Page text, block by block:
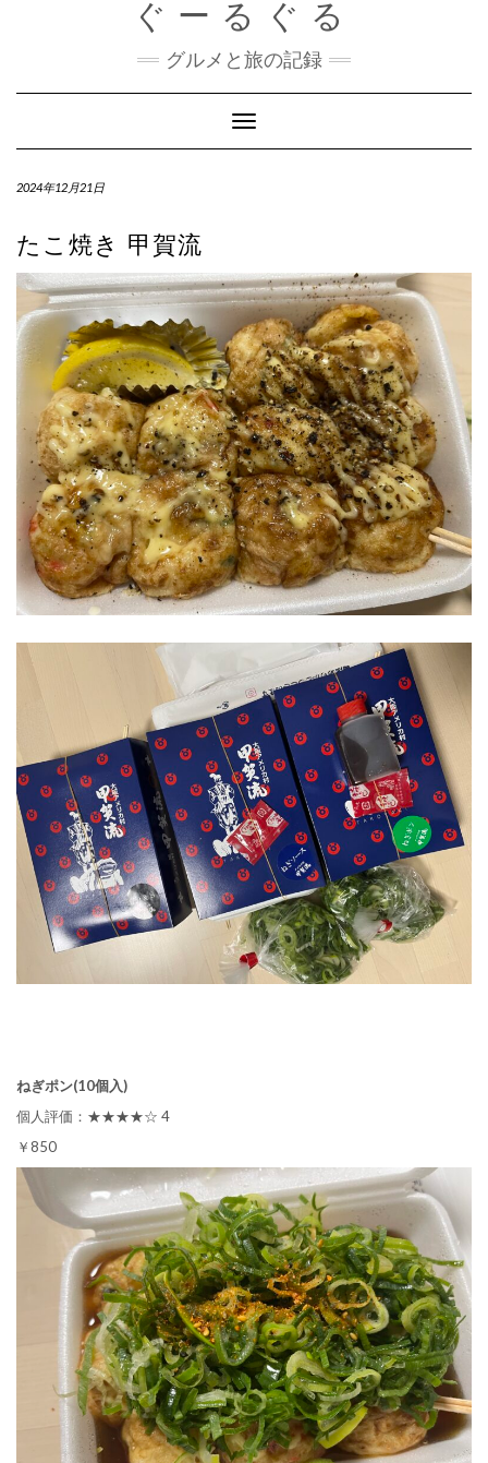
ぐーるぐる
グルメと旅の記録
Toggle
Navigation
2024年12月21日
たこ焼き 甲賀流
ねぎポン(10個入)
個人評価：★★★★☆ 4
￥850